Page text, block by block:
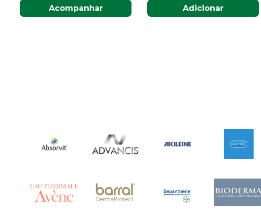
Acompanhar Adicionar